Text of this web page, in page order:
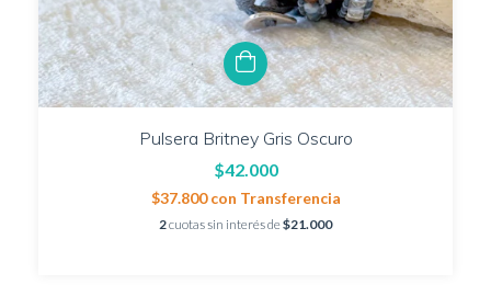
Pulsera Britney Gris Oscuro
$42.000
$37.800con Transferencia
2cuotas sin interés de$21.000